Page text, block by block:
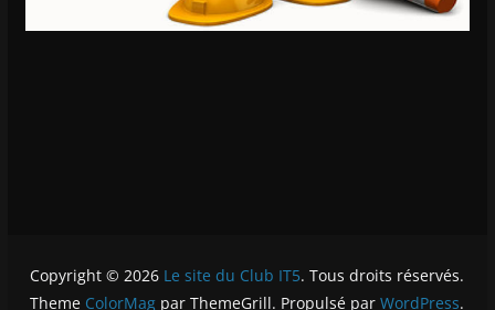
Copyright © 2026 Le site du Club IT5. Tous droits réservés.
Theme ColorMag par ThemeGrill. Propulsé parWordPress.